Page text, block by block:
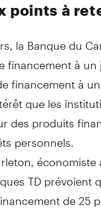
points à
la Banque du
financement à un
financement à
que les
des produits
personnels.
TD prévoient
de 25